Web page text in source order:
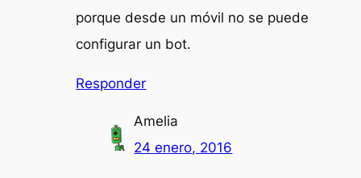
porque desde un móvil no se puede
configurar un bot.
Responder
Amelia
24 enero, 2016